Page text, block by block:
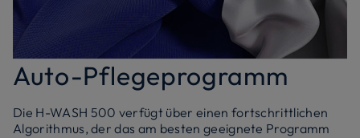
Auto-Pflegeprogramm
Die H-WASH 500 verfügt über einen fortschrittlichen
Algorithmus, der das am besten geeignete Programm